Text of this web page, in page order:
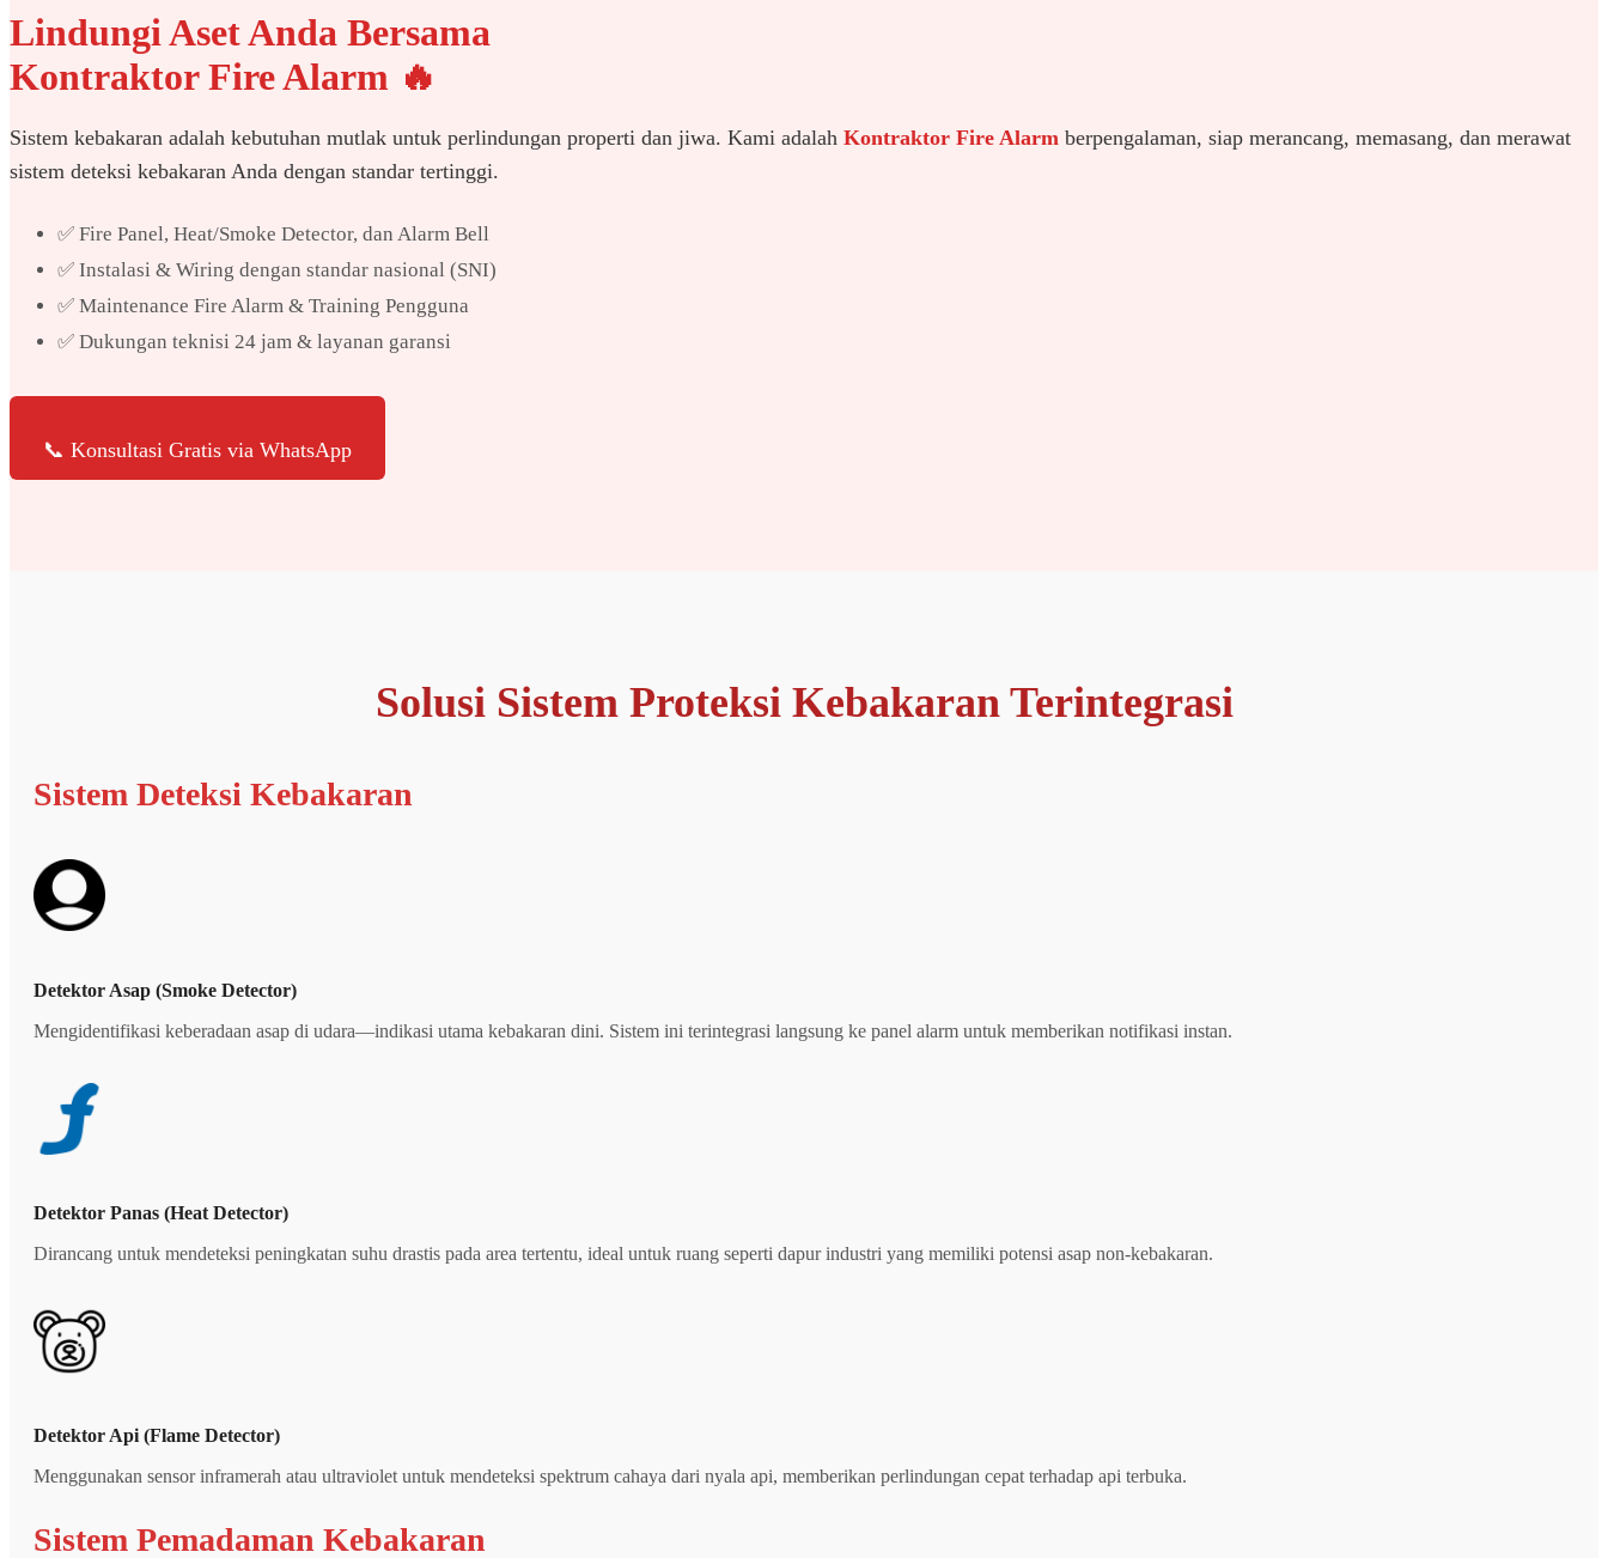
Lindungi Aset Anda Bersama
Kontraktor Fire Alarm 🔥
Sistem kebakaran adalah kebutuhan mutlak untuk perlindungan properti dan jiwa. Kami adalah Kontraktor Fire Alarm berpengalaman, siap merancang, memasang, dan merawat
sistem deteksi kebakaran Anda dengan standar tertinggi.
✅ Fire Panel, Heat/Smoke Detector, dan Alarm Bell
✅ Instalasi & Wiring dengan standar nasional (SNI)
✅ Maintenance Fire Alarm & Training Pengguna
✅ Dukungan teknisi 24 jam & layanan garansi
📞 Konsultasi Gratis via WhatsApp
Solusi Sistem Proteksi Kebakaran Terintegrasi
Sistem Deteksi Kebakaran
Detektor Asap (Smoke Detector)
Mengidentifikasi keberadaan asap di udara—indikasi utama kebakaran dini. Sistem ini terintegrasi langsung ke panel alarm untuk memberikan notifikasi instan.
Detektor Panas (Heat Detector)
Dirancang untuk mendeteksi peningkatan suhu drastis pada area tertentu, ideal untuk ruang seperti dapur industri yang memiliki potensi asap non-kebakaran.
Detektor Api (Flame Detector)
Menggunakan sensor inframerah atau ultraviolet untuk mendeteksi spektrum cahaya dari nyala api, memberikan perlindungan cepat terhadap api terbuka.
Sistem Pemadaman Kebakaran